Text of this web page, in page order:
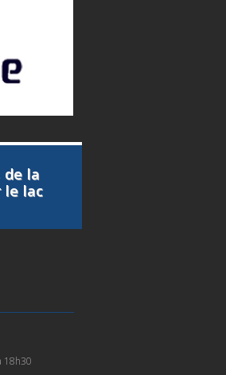
de la
le lac
18h30